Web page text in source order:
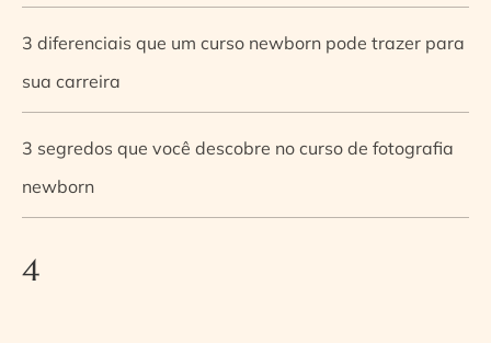
3 diferenciais que um curso newborn pode trazer para
sua carreira
3 segredos que você descobre no curso de fotografia
newborn
4